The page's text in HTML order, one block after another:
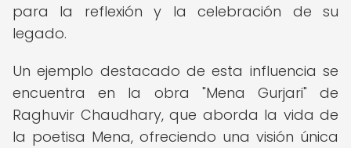
para la reflexión y la celebración de su
legado.
Un ejemplo destacado de esta influencia se
encuentra en la obra "Mena Gurjari" de
Raghuvir Chaudhary, que aborda la vida de
la poetisa Mena, ofreciendo una visión única